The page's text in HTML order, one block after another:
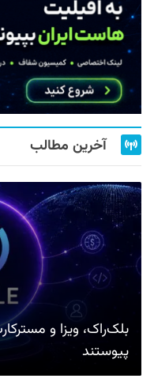
آخرین مطالب
بلک‌راک، ویزا و
پیوستند